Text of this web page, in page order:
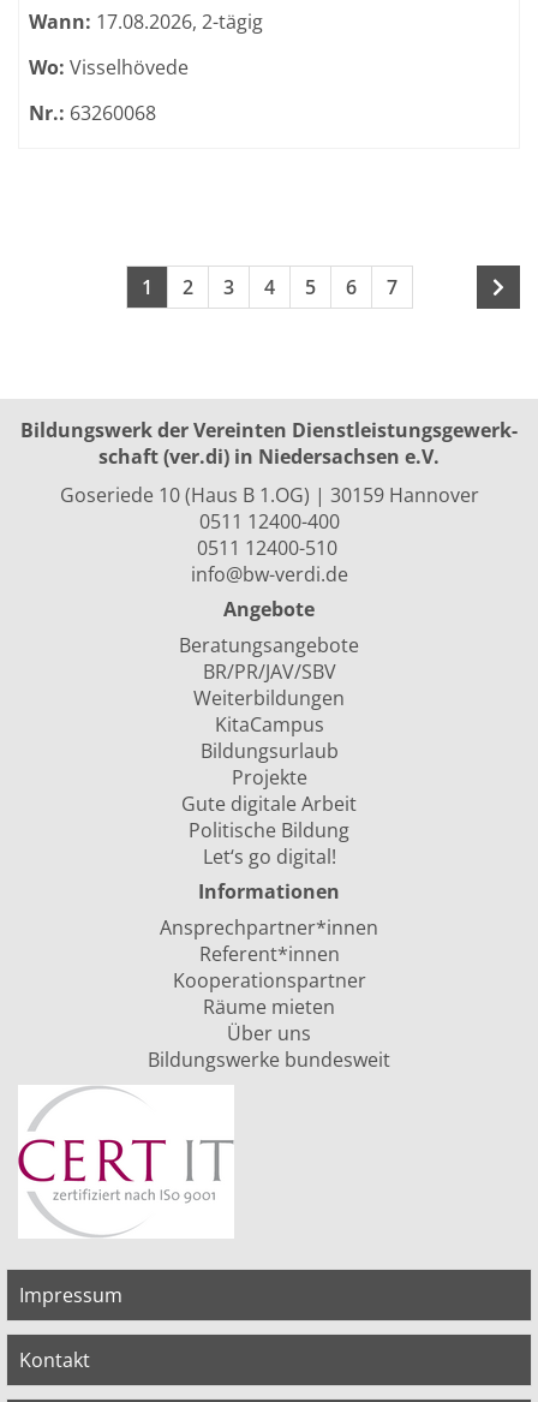
Wann: 17.08.2026, 2-tägig
Wo: Visselhövede
Nr.: 63260068
Seiten blättern
1 2 3 4 5 6 7
Bildungswerk der Vereinten Dienst­leis­tungs­ge­werk­
schaft (ver.di) in Niedersachsen e.V.
Goseriede 10 (Haus B 1.OG) | 30159 Hannover
0511 12400-400
0511 12400-510
info@bw-verdi.de
Angebote
Beratungsangebote
BR/PR/JAV/SBV
Weiterbildungen
KitaCampus
Bildungsurlaub
Projekte
Gute digitale Arbeit
Politische Bildung
Let‘s go digital!
Informationen
Ansprechpartner*innen
Referent*innen
Kooperationspartner
Räume mieten
Über uns
Bildungswerke bundesweit
Impressum
Kontakt